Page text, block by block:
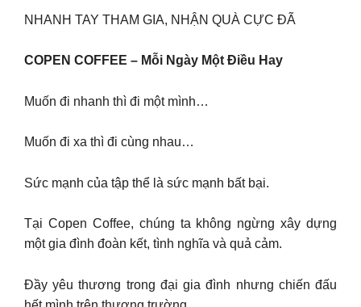
NHANH TAY THAM GIA, NHẬN QUÀ CỰC ĐÃ
COPEN COFFEE – Mỗi Ngày Một Điều Hay
Muốn đi nhanh thì đi một mình…
Muốn đi xa thì đi cùng nhau…
Sức mạnh của tập thể là sức mạnh bất bại.
Tại Copen Coffee, chúng ta không ngừng xây dựng
một gia đình đoàn kết, tình nghĩa và quả cảm.
Đầy yêu thương trong đại gia đình nhưng chiến đấu